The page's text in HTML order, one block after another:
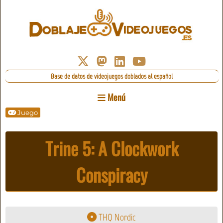
Base de datos de videojuegos doblados al español
Menú
Juego
Trine 5: A Clockwork
Conspiracy
THQ Nordic